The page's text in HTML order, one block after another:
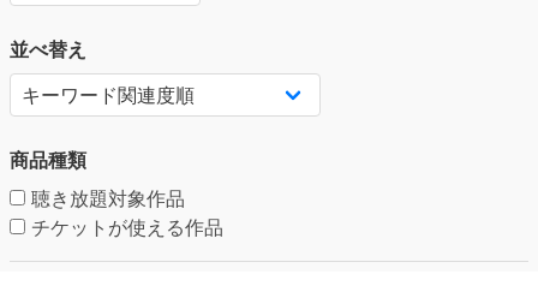
並べ替え
商品種類
聴き放題対象作品
チケットが使える作品